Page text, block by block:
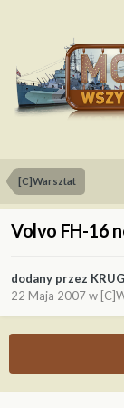
[C]Warsztat
Volvo FH-16
dodany przez
22 Maja 2007w